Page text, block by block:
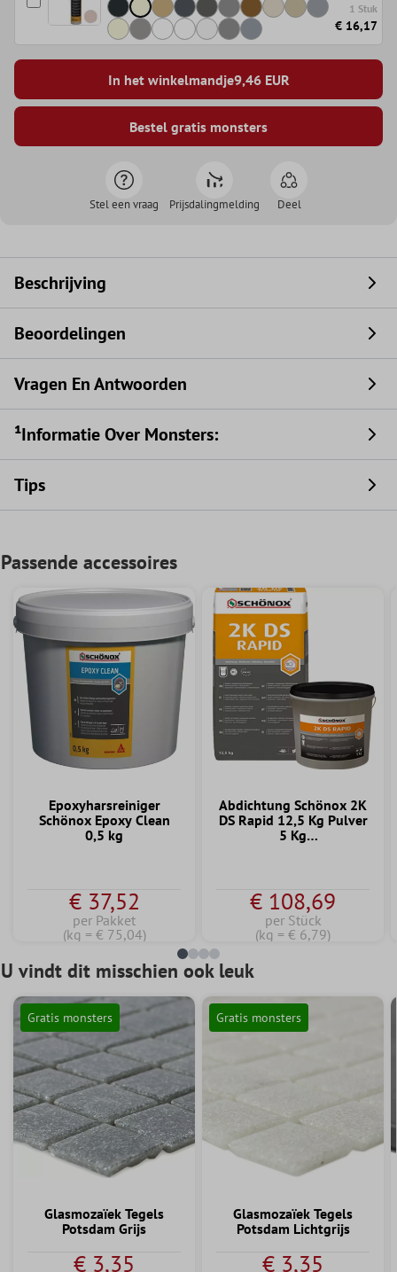
1 Stuk
€ 16,17
In het winkelmandje9,46EUR
Bestel gratis monsters
Stel een vraag Prijsdalingmelding Deel
Beschrijving
Beoordelingen
Vragen En Antwoorden
¹Informatie Over Monsters:
Tips
Passende accessoires
Epoxyharsreiniger
Schönox Epoxy Clean
0,5 kg
€ 37,52
per Pakket
(kg = € 75,04)
Abdichtung Schönox 2K
DS Rapid 12,5 Kg Pulver
5 Kg
€ 108,69
per Stück
(kg = € 6,79)
U vindt dit misschien ook leuk
Gratis monsters
Glasmozaïek Tegels
Potsdam Grijs
€ 3,35
Gratis monsters
Glasmozaïek Tegels
Potsdam Lichtgrijs
€ 3,35